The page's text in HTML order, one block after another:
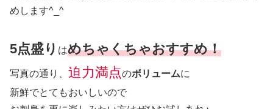
めします^_^
5点盛り はめちゃくちゃおすすめ！
写真の通り、 迫力満点のボリュームに
新鮮でとてもおいしいので